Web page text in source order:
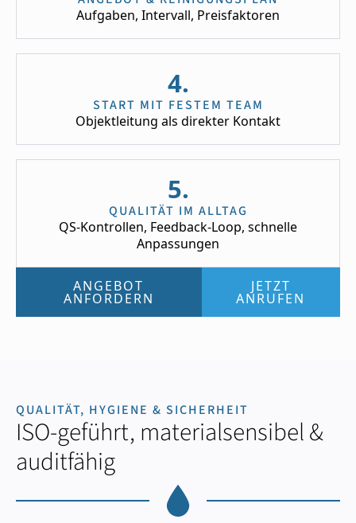
Aufgaben, Intervall, Preisfaktoren
4.
START MIT FESTEM TEAM
Objektleitung als direkter Kontakt
5.
QUALITÄT IM ALLTAG
QS-Kontrollen, Feedback-Loop, schnelle
Anpassungen
ANGEBOT
ANFORDERN
JETZT
ANRUFEN
QUALITÄT, HYGIENE & SICHERHEIT
ISO-geführt, materialsensibel &
auditfähig